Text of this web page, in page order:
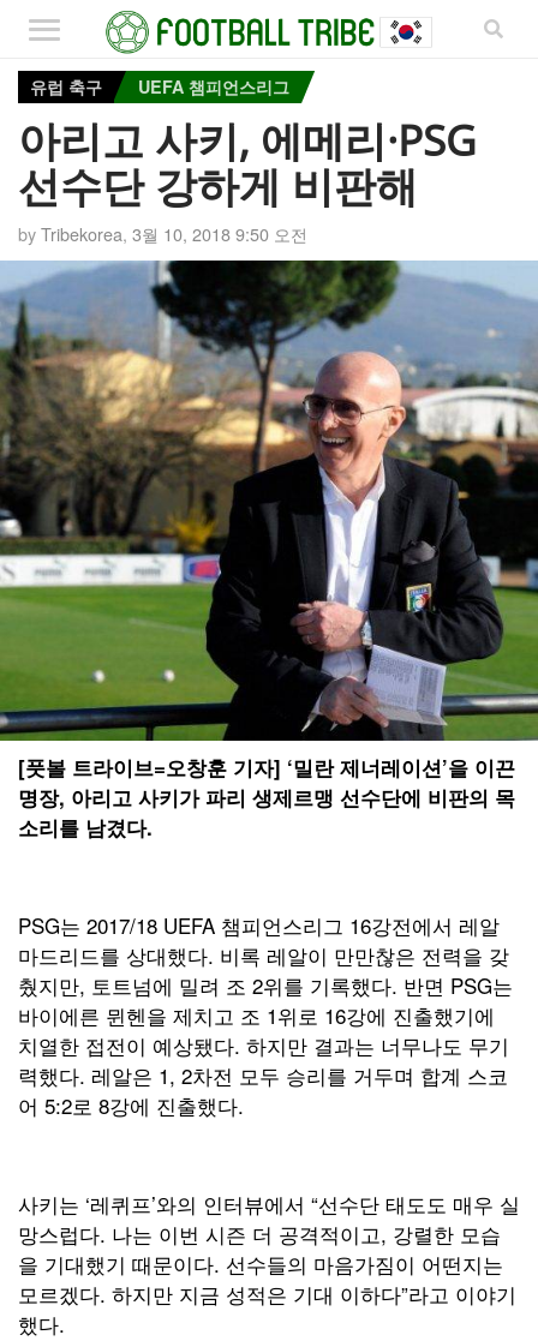
유럽 축구 UEFA 챔피언스리그
아리고 사키, 에메리·PSG
선수단 강하게 비판해
byTribekorea, 3월 10, 2018 9:50 오전
[풋볼 트라이브=오창훈 기자] ‘밀란 제너레이션’을 이끈
명장, 아리고 사키가 파리 생제르맹 선수단에 비판의 목
소리를 남겼다.
PSG는 2017/18 UEFA 챔피언스리그 16강전에서 레알
마드리드를 상대했다. 비록 레알이 만만찮은 전력을 갖
췄지만, 토트넘에 밀려 조 2위를 기록했다. 반면 PSG는
바이에른 뮌헨을 제치고 조 1위로 16강에 진출했기에
치열한 접전이 예상됐다. 하지만 결과는 너무나도 무기
력했다. 레알은 1, 2차전 모두 승리를 거두며 합계 스코
어 5:2로 8강에 진출했다.
사키는 ‘레퀴프’와의 인터뷰에서 “선수단 태도도 매우 실
망스럽다. 나는 이번 시즌 더 공격적이고, 강렬한 모습
을 기대했기 때문이다. 선수들의 마음가짐이 어떤지는
모르겠다. 하지만 지금 성적은 기대 이하다”라고 이야기
했다.